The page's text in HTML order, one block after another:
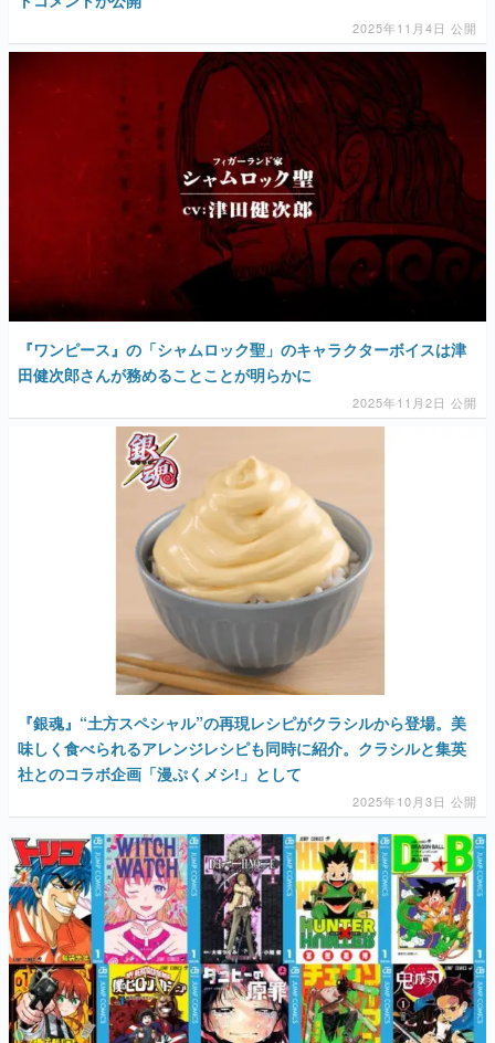
2025年11月4日 公開
『ワンピース』の「シャムロック聖」のキャラクターボイスは津
田健次郎さんが務めることことが明らかに
2025年11月2日 公開
『銀魂』“土方スペシャル”の再現レシピがクラシルから登場。美
味しく食べられるアレンジレシピも同時に紹介。クラシルと集英
社とのコラボ企画「漫ぷくメシ!」として
2025年10月3日 公開